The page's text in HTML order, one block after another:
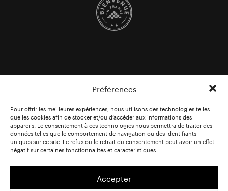
Préférences
Pour offrir les meilleures expériences, nous utilisons des technologies telles
que les cookies afin de stocker et/ou d’accéder aux informations des
appareils. Le consentement à ces technologies nous permettra de traiter des
données telles que le comportement de navigation ou des identifiants
uniques sur ce site. Le refus ou le retrait du consentement peut avoir un effet
négatif sur certaines fonctionnalités et caractéristiques
Accepter